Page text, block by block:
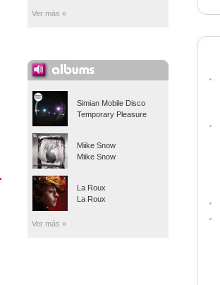
Ver más »
Simian Mobile Disco
Temporary Pleasure
Miike Snow
Miike Snow
La Roux
La Roux
Ver más »